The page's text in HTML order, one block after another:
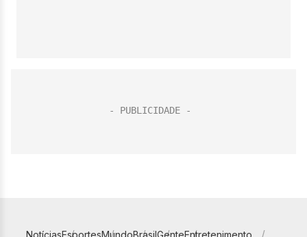
NotíciasEsportesMundoBrasilGenteEntretenimento